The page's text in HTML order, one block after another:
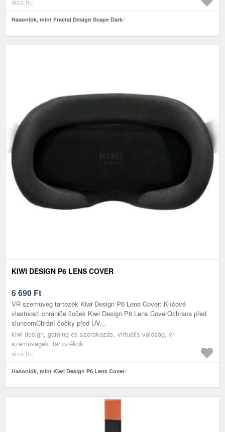
Hasonlók, mint Fractal Design Scape Dark
KIWI DESIGN P6 LENS COVER
6 690 Ft
VR szemüveg tartozék Kiwi Design P6 Lens Cover: Klíčové
vlastnosti chrániče čoček Kiwi Design P6 Lens CoverOchrana před
sluncemChrání čočky před UV...
kiwi design, gaming és szórakozás, virtuális valóság, vr
szemüvegek, tartozékok
alza.hu
Hasonlók, mint Kiwi Design P6 Lens Cover